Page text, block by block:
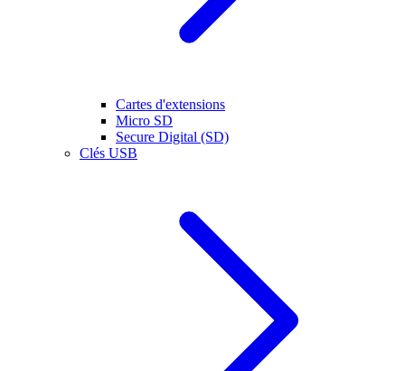
Cartes d'extensions
Micro SD
Secure Digital (SD)
Clés USB